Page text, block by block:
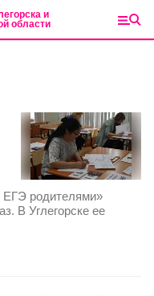
и
области
родителями»
В Углегорске ее